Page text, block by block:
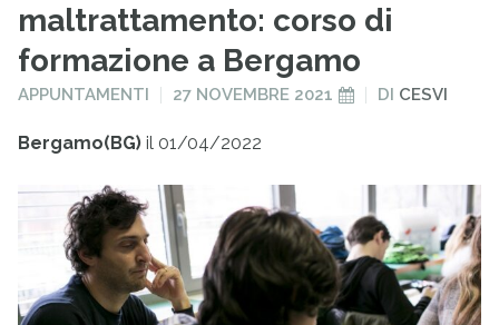
maltrattamento: corso di
formazione a Bergamo
PUBBLICATO
APPUNTAMENTI
PUBBLICATO
27 NOVEMBRE 2021 DI CESVI
Bergamo(BG) il 01/04/2022